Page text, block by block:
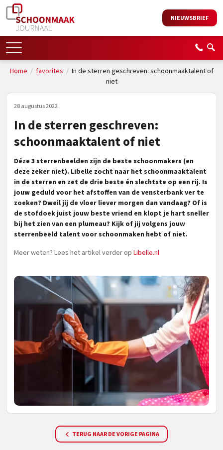
NIEUWSBRIEF
Home / favorites / In de sterren geschreven: schoonmaaktalent of
niet
28 augustus 2022
In de sterren geschreven:
schoonmaaktalent of niet
Déze 3 sterrenbeelden zijn de beste schoonmakers (en
deze zeker niet). Libelle zocht naar het schoonmaaktalent
in de sterren en zet de drie beste én slechtste op een rij. Is
jouw geduld voor het afstoffen van de vensterbank ver te
zoeken? Dweil jij de vloer liever morgen dan vandaag? Of is
de stofdoek juist jouw beste vriend en klopt je hart sneller
bij het zien van een plumeau? Kijk of jij volgens jouw
sterrenbeeld talent voor schoonmaken hebt of niet.
Meer weten? Lees het artikel verder op Libelle.nl
TERUG NAAR DE VORIGE PAGINA